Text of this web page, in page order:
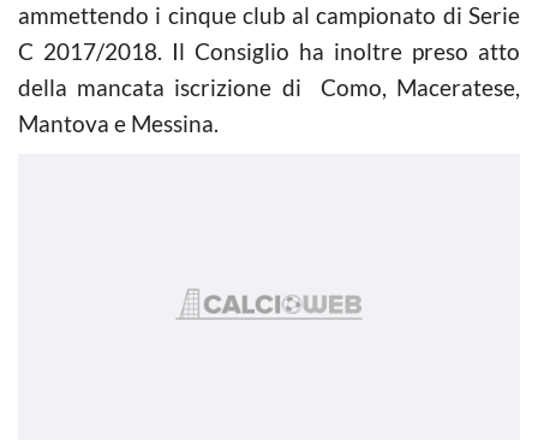
ammettendo i cinque club al campionato di Serie
C 2017/2018. Il Consiglio ha inoltre preso atto
della mancata iscrizione di Como, Maceratese,
Mantova e Messina.